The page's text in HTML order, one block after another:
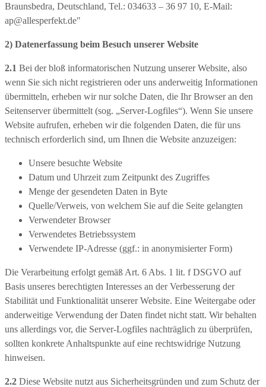
Braunsbedra, Deutschland, Tel.: 034633 – 36 97 10, E-Mail:
ap@allesperfekt.de"
2) Datenerfassung beim Besuch unserer Website
2.1 Bei der bloß informatorischen Nutzung unserer Website, also
wenn Sie sich nicht registrieren oder uns anderweitig Informationen
übermitteln, erheben wir nur solche Daten, die Ihr Browser an den
Seitenserver übermittelt (sog. „Server-Logfiles“). Wenn Sie unsere
Website aufrufen, erheben wir die folgenden Daten, die für uns
technisch erforderlich sind, um Ihnen die Website anzuzeigen:
Unsere besuchte Website
Datum und Uhrzeit zum Zeitpunkt des Zugriffes
Menge der gesendeten Daten in Byte
Quelle/Verweis, von welchem Sie auf die Seite gelangten
Verwendeter Browser
Verwendetes Betriebssystem
Verwendete IP-Adresse (ggf.: in anonymisierter Form)
Die Verarbeitung erfolgt gemäß Art. 6 Abs. 1 lit. f DSGVO auf
Basis unseres berechtigten Interesses an der Verbesserung der
Stabilität und Funktionalität unserer Website. Eine Weitergabe oder
anderweitige Verwendung der Daten findet nicht statt. Wir behalten
uns allerdings vor, die Server-Logfiles nachträglich zu überprüfen,
sollten konkrete Anhaltspunkte auf eine rechtswidrige Nutzung
hinweisen.
2.2 Diese Website nutzt aus Sicherheitsgründen und zum Schutz der